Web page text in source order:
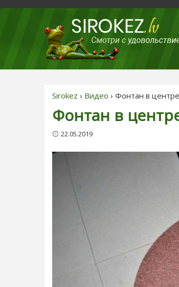
Sirokez › Видео › Фонтан в центре
Фонтан в
22.05.2019